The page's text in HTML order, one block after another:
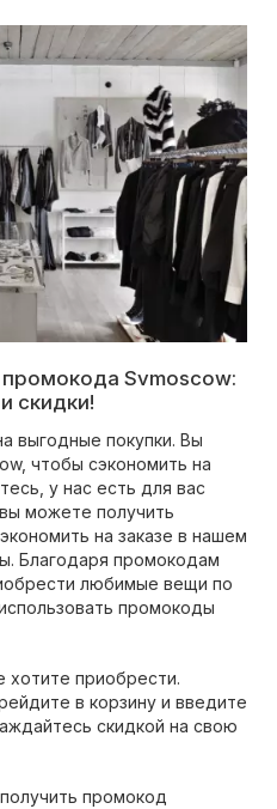
Svmoscow:
скидки!
выгодные покупки. Вы
чтобы сэкономить на
у нас есть для вас
можете получить
на заказе в нашем
Благодаря промокодам
любимые вещи по
промокоды
приобрести.
в корзину и введите
скидкой на свою
промокод